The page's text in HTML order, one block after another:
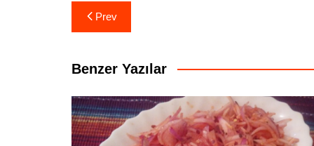
Yazı
gezinmesi
Prev
Benzer Yazılar